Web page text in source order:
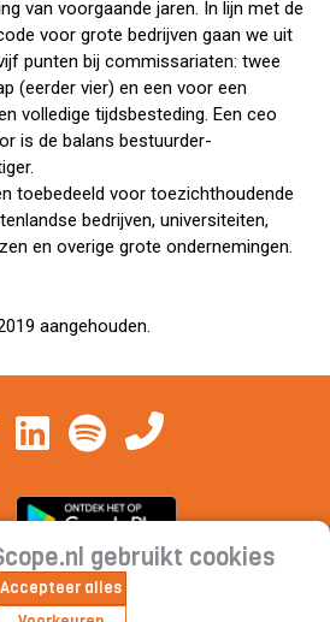
van voorgaande jaren. In lijn met de
voor grote bedrijven gaan we uit
punten bij commissariaten: twee
(eerder vier) en een voor een
volledige tijdsbesteding. Een ceo
is de balans bestuurder-
toebedeeld voor toezichthoudende
bedrijven, universiteiten,
en overige grote ondernemingen.
aangehouden.
| Privacyverklaring |
gebruikt cookies
Accepteer alles